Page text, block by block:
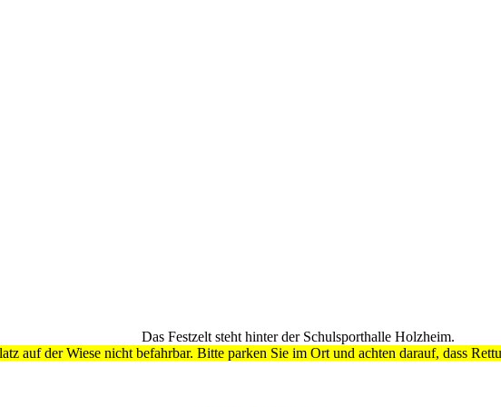
Das Festzelt steht hinter der Schulsporthalle Holzheim.
auf der Wiese nicht befahrbar. Bitte parken Sie im Ort und achten darauf, dass